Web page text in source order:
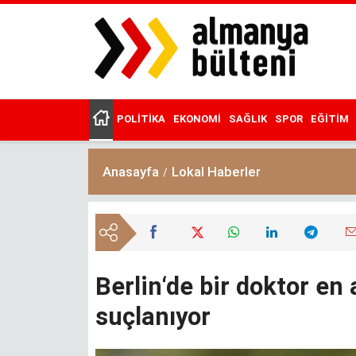
Main
menu
POLITIKA EKONOMI SAĞLIK SPOR EĞITIM
Anasayfa Lokal Haberler
Berlin‘de bir doktor
suçlanıyor